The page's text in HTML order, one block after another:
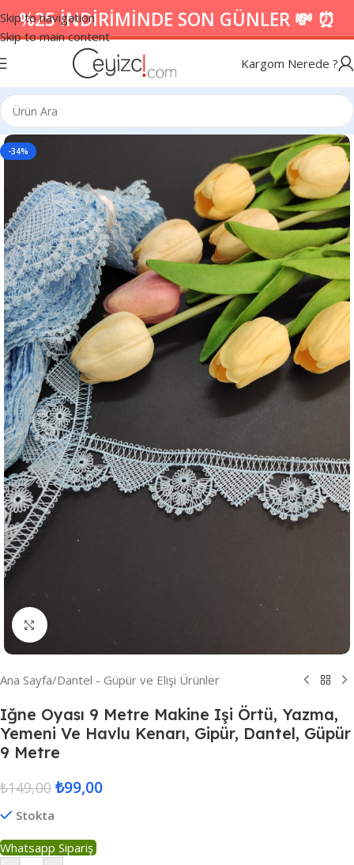
Skip to navigation
Skip to main content
%25 İNDİRİMİNDE SON GÜNLER 💸 ⏰
Kargom Nerede ?
-34%
Resmi Büyüt
Ana Sayfa/Dantel - Güpür ve Elişi Ürünler
Iğne Oyası 9 Metre Makine Işi Örtü, Yazma,
Yemeni Ve Havlu Kenarı, Gipür, Dantel, Güpür
9 Metre
₺149,00 ₺99,00
Stokta
Whatsapp Sipariş